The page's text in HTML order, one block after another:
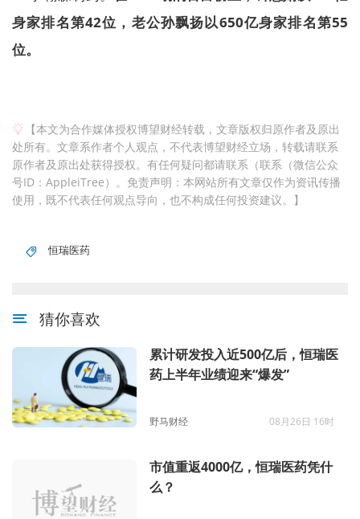
身家排名第42位，老公孙飘扬以650亿身家排名第55
位。
【本文为合作媒体授权博望财经转载，文章版权归原作者及原出
处所有。文章系作者个人观点，不代表博望财经立场，转载请联系
原作者及原出处获得授权。有任何疑问都请联系（联系（微信公众
号ID：AppleiTree）。免责声明：本网站所有文章仅作为资讯传播
使用，既不代表任何观点导向，也不构成任何投资建议。】
恒瑞医药
猜你喜欢
累计研发投入近500亿后，恒瑞医
药上半年业绩迎来“爆发”
野马财经 08月26日 16时
市值重返4000亿，恒瑞医药凭什
么？